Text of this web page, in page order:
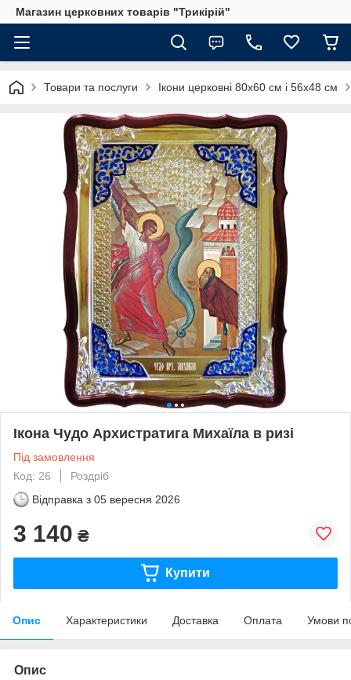
Магазин церковних товарів "Трикірій"
Товари та послуги Ікони церковні 80х60 см і 56х48 см
Ікона Чудо Архистратига Михаїла в ризі
Під замовлення
Код: 26
Роздріб
Відправка з 05 вересня 2026
3 140 ₴
Купити
Опис Характеристики Доставка Оплата Умови
Опис